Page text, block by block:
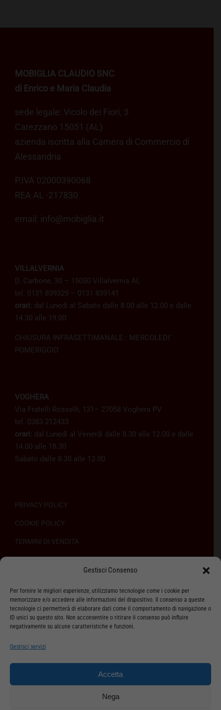
Gestisci Consenso
Per fornire le migliori esperienze, utilizziamo tecnologie come i cookie per
memorizzare e/o accedere alle informazioni del dispositivo. Il consenso a queste
tecnologie ci permetterà di elaborare dati come il comportamento di navigazione o
ID unici su questo sito. Non acconsentire o ritirare il consenso può influire
negativamente su alcune caratteristiche e funzioni.
Gestisci servizi
Accetta
Nega
MOBIGLIA CLAUDIO SNC
di Enrico e Maria Claudia
sede legale: Vicolo dei Fiori, 3
Carezzano 15051 (AL)
azienda iscritta alla Camera di Commercio di
Alessandria
P.IVA 02000390068
REA AL -217830
email: info@mobiglia.it
VILLALVERNIA
D. Carbone, 30 – 15050 Villalvernia AL
tel. 0131 839329 – 0131 839141
orari: dal Lunedì al Sabato dalle 8.00 alle 12.00 e dalle
14.30 alle 19.00
CHIUSURA INFRASETTIMANALE : MERCOLEDI’
POMERIGGIO
VOGHERA
Via Fratelli Rosselli, 131– 27058 Voghera PV
tel. 0383 212433
orari: dal Lunedì al Venerdì dalle 8.30 alle 12.00 e dalle
14.00 alle 18.30
Sabato dalle 8.30 alle 12.00
PRIVACY POLICY
COOKIE POLICY
TERMINI DI VENDITA
ASSISTENZA CLIENTI
SPEDIZIONI